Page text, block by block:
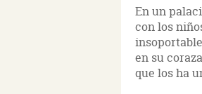
En un
con los
en su
que los ha